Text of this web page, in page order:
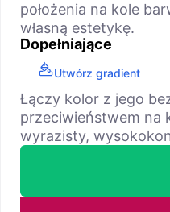
położenia na kole
własną estetykę.
Dopełniające
Utwórz gradient
Łączy kolor z jego
przeciwieństwem na
wyrazisty,